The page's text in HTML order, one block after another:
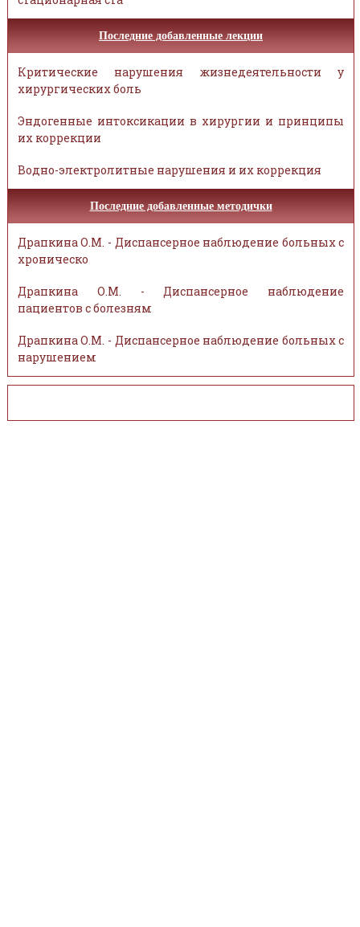
Последние добавленные лекции
Критические нарушения жизнедеятельности у
хирургических боль
Эндогенные интоксикации в хирургии и принципы
их коррекции
Водно-электролитные нарушения и их коррекция
Последние добавленные методички
Драпкина О.М. - Диспансерное наблюдение больных с
хроническо
Драпкина О.М. - Диспансерное наблюдение
пациентов с болезням
Драпкина О.М. - Диспансерное наблюдение больных с
нарушением